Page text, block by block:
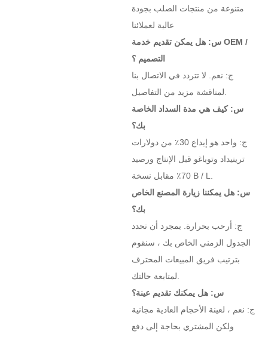
متنوعة من منتجات الصلب بجودة
عالية لعملائنا
س: هل يمكن تقديم خدمة OEM /
التصميم ؟
ج: نعم. لا تتردد في الاتصال بنا
س: كيف هي مدة السداد الخاصة
بك؟
ج: واحد هو إيداع 30٪ من دولارات
ترينيداد وتوباغو قبل الإنتاج ورصيد
70٪ مقابل نسخة B / L.
س: هل يمكننا زيارة المصنع الخاص
بك؟
ج: أرحب بحرارة. بمجرد أن نحدد
الجدول الزمني الخاص بك ، سنقوم
بترتيب فريق المبيعات المحترف
س: هل يمكنك تقديم عينة؟
ج: نعم ، لعينة الأحجام العادية مجانية
ولكن المشتري بحاجة إلى دفع